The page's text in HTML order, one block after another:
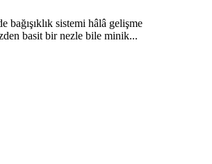
bağışıklık sistemi hâlâ gelişme
basit bir nezle bile minik...